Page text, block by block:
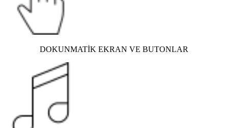
DOKUNMATİK EKRAN VE BUTONLAR